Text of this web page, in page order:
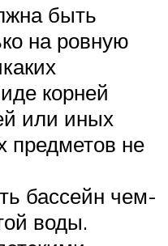
быть
на ровную
корней
или иных
предметов не
бассейн чем-
воды.